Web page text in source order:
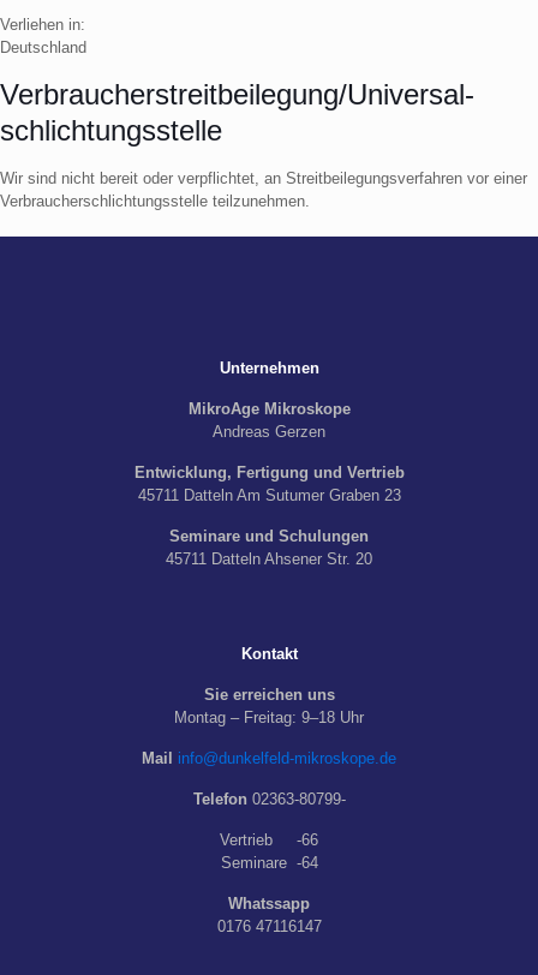
Verliehen in:
Deutschland
Verbraucher­streit­beilegung/Universal­
schlichtungs­stelle
Wir sind nicht bereit oder verpflichtet, an Streitbeilegungsverfahren vor einer
Verbraucherschlichtungsstelle teilzunehmen.
Unternehmen
MikroAge Mikroskope
Andreas Gerzen
Entwicklung, Fertigung und Vertrieb
45711 Datteln Am Sutumer Graben 23
Seminare und Schulungen
45711 Datteln Ahsener Str. 20
Kontakt
Sie erreichen uns
Montag – Freitag: 9–18 Uhr
Mail info@dunkelfeld-mikroskope.de
Telefon 02363-80799-
Vertrieb -66
Seminare -64
Whatssapp
0176 47116147